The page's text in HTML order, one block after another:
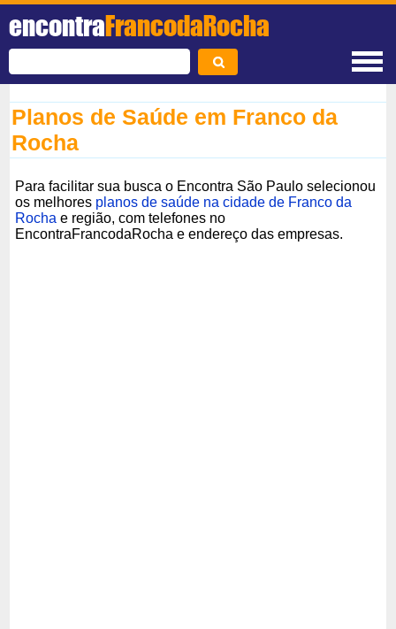
encontraFrancodaRocha
Planos de Saúde em Franco da
Rocha
Para facilitar sua busca o Encontra São Paulo selecionou
os melhores planos de saúde na cidade de Franco da
Rocha e região, com telefones no
EncontraFrancodaRocha e endereço das empresas.